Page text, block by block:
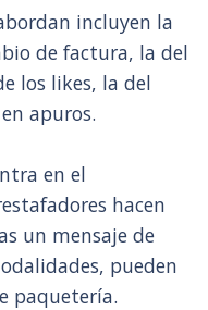
incluyen la
de factura, la del
los likes, la del
apuros.
en el
hacen
un mensaje de
pueden
paquetería.